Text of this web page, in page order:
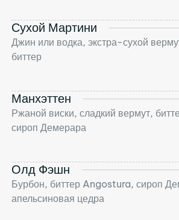
Сухой Мартини
Джин или водка, экстра-сухой
биттер
Манхэттен
Ржаной виски, сладкий вермут,
сироп Демерара
Олд Фэшн
Бурбон, биттер Angostura, сироп
апельсиновая цедра